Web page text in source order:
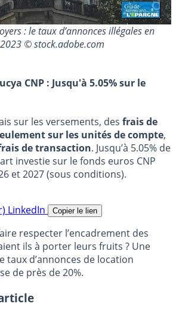
: le taux d’annonces illégales en
© stock.adobe.com
CNP : Jusqu'à 5.05% sur le
sur les versements, des frais de
sur les unités de compte,
de transaction. Jusqu’à 5.05% de
investie sur le fonds euros CNP
et 2027 (sous conditions).
LinkedIn Copier le lien
respecter l’encadrement des
ils à porter leurs fruits ? Une
taux d’annonces de location
de près de 20%.